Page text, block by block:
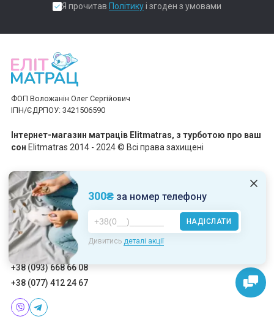
300₴за номер телефону
НАДІСЛАТИ
Дивитись деталі акції
Я прочитав Політикуі згоден з умовами
ФОП Воложанін Олег Сергійович
ІПН/ЄДРПОУ: 3421506590
Інтернет-магазин матраців Elitmatras, з турботою про ваш
сон Elitmatras 2014 - 2024 © Всі права захищені
Приймаємо платежі
Пн-Пт: 10:00 - 19:00
Сб-Нд: 10:00 - 17:00
+38 (093) 668 66 08
+38 (077) 412 24 67